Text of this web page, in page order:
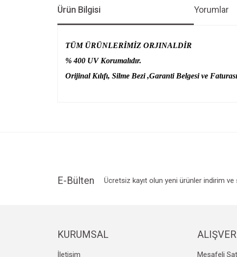
Ürün Bilgisi Yorumlar
TÜM ÜRÜNLERİMİZ ORJINALDİR
% 400 UV Korumalıdır.
Orijinal Kılıfı, Silme Bezi ,Garanti Belgesi ve
Bu ürüne benzer farklı alternatifler olmalı.
E-Bülten Ücretsiz kayıt olun yeni ürünler indirim
KURUMSAL
İletişim Mesafeli